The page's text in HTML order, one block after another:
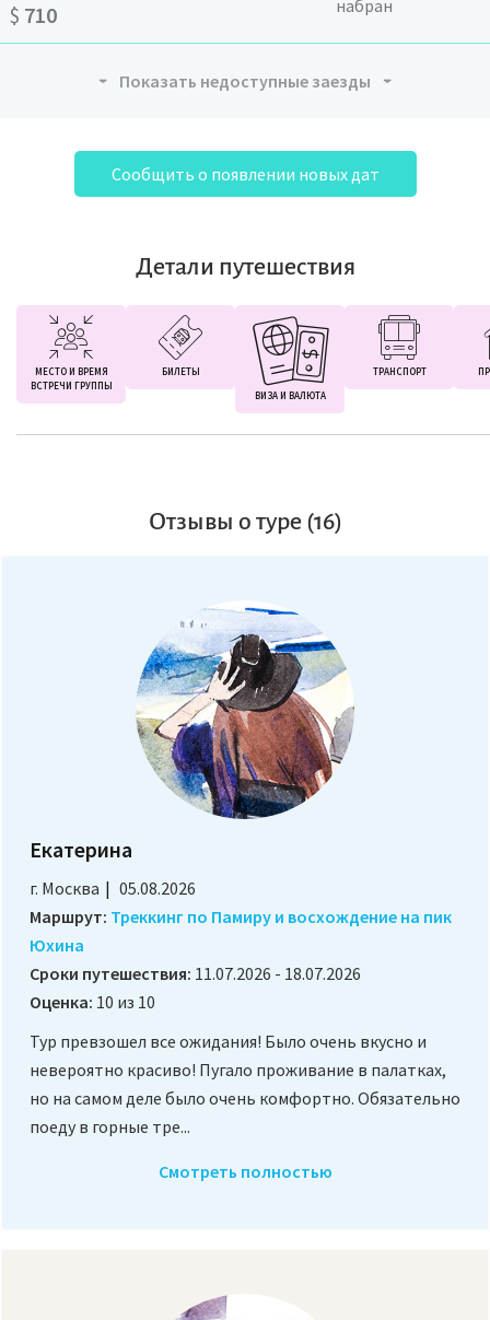
$ 710 набран
Показать недоступные заезды
Сообщить о появлении новых дат
Детали путешествия
МЕСТО И ВРЕМЯ
ВСТРЕЧИ ГРУППЫ
БИЛЕТЫ
ВИЗА И ВАЛЮТА
ТРАНСПОРТ
Отзывы о туре (16)
Екатерина
г. Москва
05.08.2026
Маршрут: Треккинг по Памиру и восхождение на пик
Юхина
Сроки путешествия: 11.07.2026 - 18.07.2026
Оценка: 10 из 10
Тур превзошел все ожидания! Было очень вкусно и
невероятно красиво! Пугало проживание в палатках,
но на самом деле было очень комфортно. Обязательно
поеду в горные тре...
Смотреть полностью